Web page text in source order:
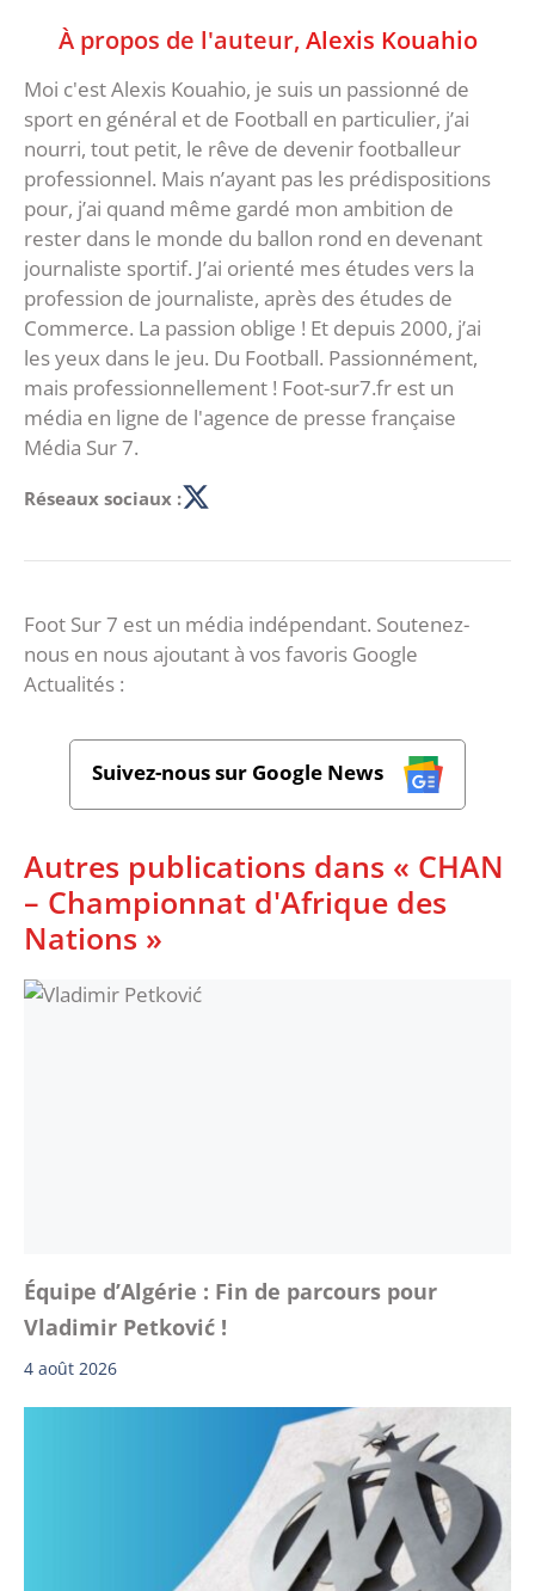
À propos de l'auteur, Alexis Kouahio
Moi c'est Alexis Kouahio, je suis un passionné de
sport en général et de Football en particulier, j’ai
nourri, tout petit, le rêve de devenir footballeur
professionnel. Mais n’ayant pas les prédispositions
pour, j’ai quand même gardé mon ambition de
rester dans le monde du ballon rond en devenant
journaliste sportif. J’ai orienté mes études vers la
profession de journaliste, après des études de
Commerce. La passion oblige ! Et depuis 2000, j’ai
les yeux dans le jeu. Du Football. Passionnément,
mais professionnellement ! Foot-sur7.fr est un
média en ligne de l'agence de presse française
Média Sur 7.
Réseaux sociaux :
Foot Sur 7 est un média indépendant. Soutenez-
nous en nous ajoutant à vos favoris Google
Actualités :
Suivez-nous sur Google News
Autres publications dans « CHAN
– Championnat d'Afrique des
Nations »
Équipe d’Algérie : Fin de parcours pour
Vladimir Petković !
4 août 2026